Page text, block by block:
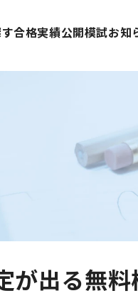
合格実績公開模試お知
が出る無料